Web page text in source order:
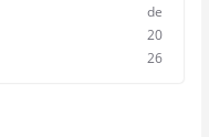
de
20
26